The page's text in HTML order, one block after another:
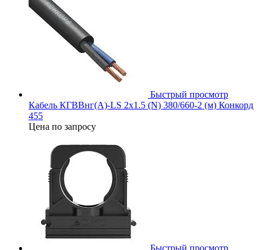
Быстрый просмотр
Кабель КГВВнг(А)-LS 2х1.5 (N) 380/660-2 (м) Конкорд
455
Цена по запросу
Быстрый просмотр